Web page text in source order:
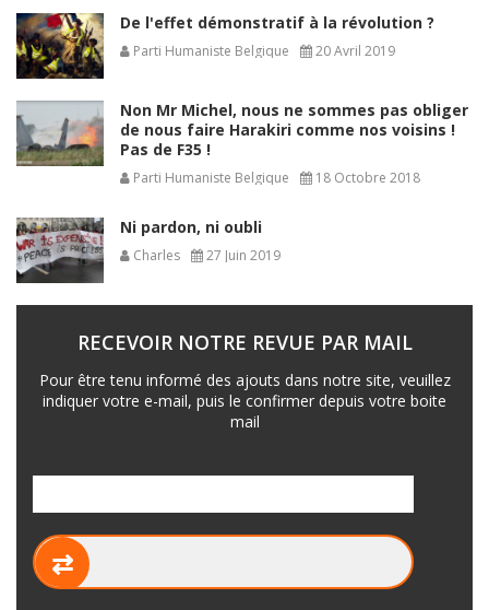
De l'effet démonstratif à la révolution ?
Parti Humaniste Belgique 20 Avril 2019
Non Mr Michel, nous ne sommes pas obliger
de nous faire Harakiri comme nos voisins !
Pas de F35 !
Parti Humaniste Belgique 18 Octobre 2018
Ni pardon, ni oubli
Charles 27 Juin 2019
RECEVOIR NOTRE REVUE PAR MAIL
Pour être tenu informé des ajouts dans notre site, veuillez
indiquer votre e-mail, puis le confirmer depuis votre boite
mail
⇄